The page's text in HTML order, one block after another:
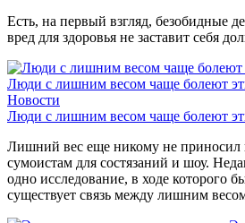
Есть, на первый взгляд, безобидные
вред для здоровья не заставит себя
Люди с лишним весом чаще болеют
Новости
Люди с лишним весом чаще болеют
Лишний вес еще никому не приносил
сумоистам для состязаний и шоу.
одно исследование, в ходе которого
существует связь между лишним